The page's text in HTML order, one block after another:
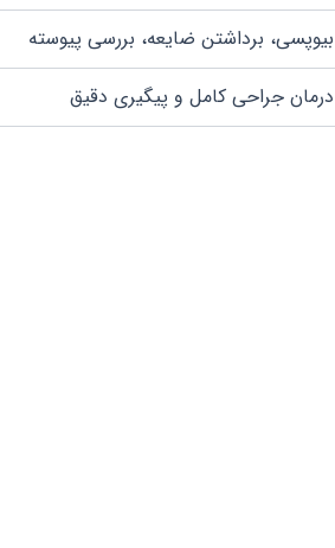
بیوپسی، برداشتن ضایعه، بررسی پیوسته
درمان جراحی کامل و پیگیری دقیق